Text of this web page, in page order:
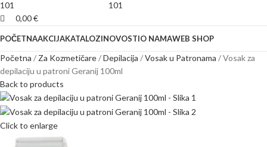
0,00€
POČETNAAKCIJAKATALOZINOVOSTIO NAMAWEB SHOP
Početna Za Kozmetičare Depilacija Vosak u Patronama
Vosak za
depilaciju u patroni Geranij 100ml
Back to products
Click to enlarge